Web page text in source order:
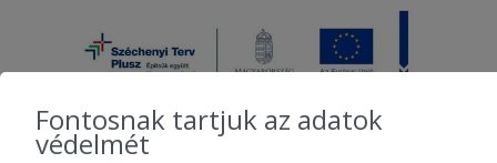
Fontosnak tartjuk az adatok
védelmét